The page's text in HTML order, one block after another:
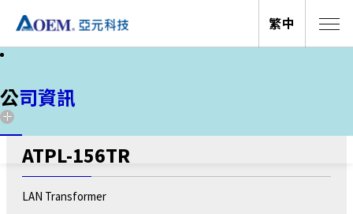
網路變壓器
ATPL-156TR
LAN Transformer
繁中
關於亞元
公司資訊
公司資訊
關於亞元